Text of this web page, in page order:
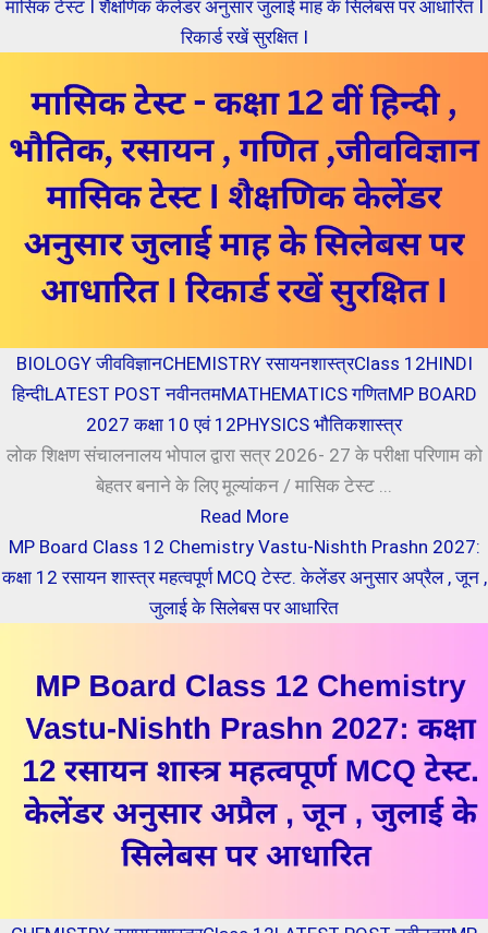
मासिक टेस्ट I शैक्षणिक केलेंडर अनुसार जुलाई माह के सिलेबस पर आधारित I
रिकार्ड रखें सुरक्षित I
BIOLOGY जीवविज्ञानCHEMISTRY रसायनशास्त्रClass 12HINDI
हिन्दीLATEST POST नवीनतमMATHEMATICS गणितMP BOARD
2027 कक्षा 10 एवं 12PHYSICS भौतिकशास्त्र
लोक शिक्षण संचालनालय भोपाल द्वारा सत्र 2026- 27 के परीक्षा परिणाम को
बेहतर बनाने के लिए मूल्यांकन / मासिक टेस्ट ...
Read More
MP Board Class 12 Chemistry Vastu-Nishth Prashn 2027:
कक्षा 12 रसायन शास्त्र महत्वपूर्ण MCQ टेस्ट. केलेंडर अनुसार अप्रैल , जून ,
जुलाई के सिलेबस पर आधारित